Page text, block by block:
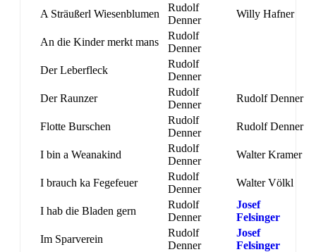
A Sträußerl Wiesenblumen
Rudolf
Denner
Willy Hafner
An die Kinder merkt mans
Rudolf
Denner
Der Leberfleck
Rudolf
Denner
Der Raunzer
Rudolf
Denner
Rudolf Denner
Flotte Burschen
Rudolf
Denner
Rudolf Denner
I bin a Weanakind
Rudolf
Denner
Walter Kramer
I brauch ka Fegefeuer
Rudolf
Denner
Walter Völkl
I hab die Bladen gern
Rudolf
Denner
Josef
Felsinger
Im Sparverein
Rudolf
Denner
Josef
Felsinger